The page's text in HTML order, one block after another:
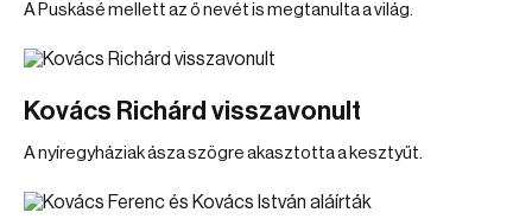
A Puskásé mellett az ő nevét is megtanulta a világ.
Kovács Richárd visszavonult
A nyíregyháziak ásza szögre akasztotta a kesztyűt.